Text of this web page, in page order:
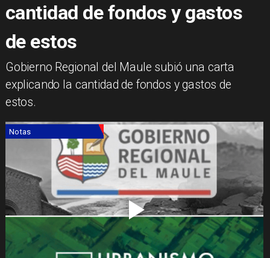
cantidad de fondos y gastos
de estos
Gobierno Regional del Maule subió una carta
explicando la cantidad de fondos y gastos de
estos.
Notas